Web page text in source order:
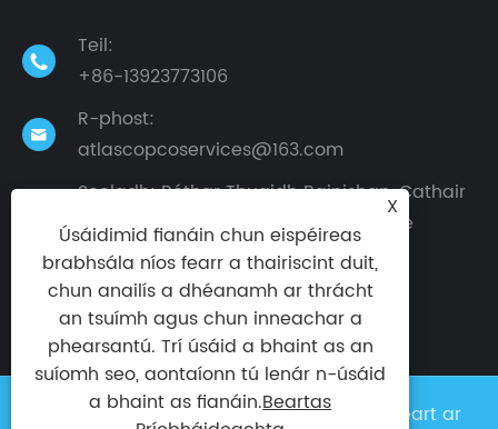

Teil:
+86-13923773106

R-phost:
atlascopcoservices@163.com
Seoladh: Bóthar Thuaidh Bainishan, Cathair
Dalingshan, Cathair Dongguan, Cúige
Guangdong, an tSín
Cóipcheart © 2024 Taike Factory Gach ceart ar
X
Úsáidimid fianáin chun eispéireas
brabhsála níos fearr a thairiscint duit,
chun anailís a dhéanamh ar thrácht
an tsuímh agus chun inneachar a
phearsantú. Trí úsáid a bhaint as an
suíomh seo, aontaíonn tú lenár n-úsáid
a bhaint as fianáin.Beartas